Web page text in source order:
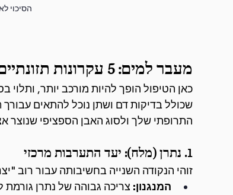
הסיכוי
מעבר למים: 5 עקרונות תזונתיים מרכזיים
כאן הטיפול הופך להיות מורכב יותר,
שכולל בדיקות דם ושתן נוכל להתאים
התרופתי שלך ולסוג האבן הספציפי שנוצר
1. נתרן (מלח): יעד התערבות מרכזי
זוהי הנקודה השנייה בחשיבותה עבור רוב
המנגנון: צריכה גבוהה של נתרן